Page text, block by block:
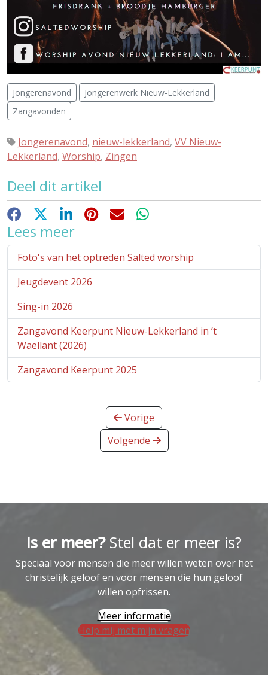
Jongerenavond
Jongerenwerk Nieuw-Lekkerland
Zangavonden
Jongerenavond, nieuw-lekkerland, VV Nieuw-
Lekkerland, Worship, Zingen
Deel dit artikel
Facebook LinkedInPinterestE-mailWhatsApp
Lees meer
Foto's van het optreden Salted worship
Jeugdevent 2026
Sing-in 2026
Zangavond Keerpunt Nieuw-Lekkerland in ’t
Waellant (2026)
Zangavond Keerpunt 2025
Vorige
Volgende
Is er meer?Stel dat er meer is?
Speciaal voor mensen die meer willen weten over het
christelijk geloof en voor mensen die hun geloof
willen opfrissen.
Meer informatie
Help mij met mijn vragen